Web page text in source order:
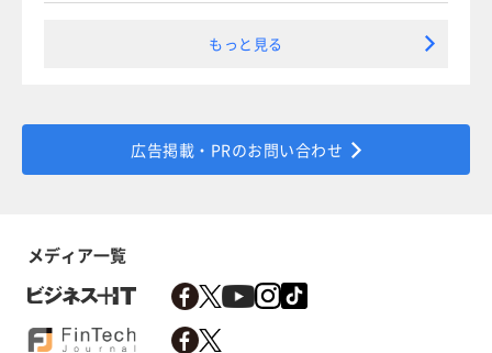
もっと見る
広告掲載・PRのお問い合わせ
メディア一覧